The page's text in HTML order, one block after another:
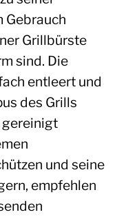
Gebrauch
Grillbürste
sind. Die
entleert und
des Grills
gereinigt
und seine
empfehlen